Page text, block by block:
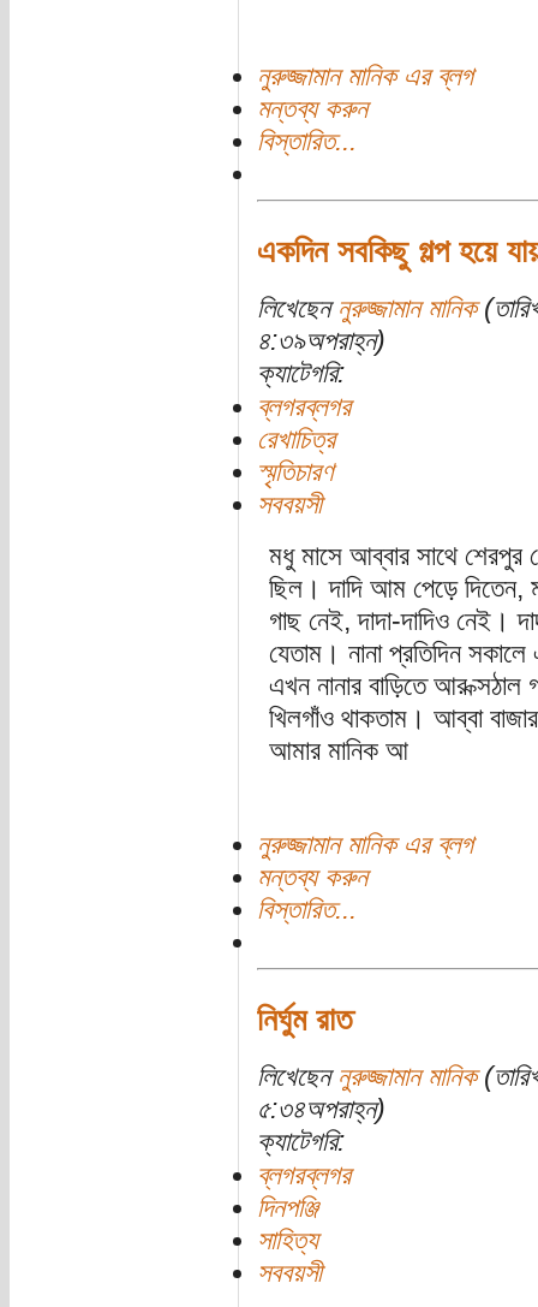
নুরুজ্জামান মানিক এর ব্লগ
মন্তব্য করুন
বিস্তারিত...
একদিন সবকিছু গল্প হয়ে
লিখেছেন নুরুজ্জামান মানিক
৪:৩৯অপরাহ্ন)
ক্যাটেগরি:
ব্লগরব্লগর
রেখাচিত্র
স্মৃতিচারণ
সববয়সী
মধু মাসে আব্বার সাথে শেরপুর
ছিল। দাদি আম পেড়ে
গাছ নেই, দাদা-দাদিও নেই।
যেতাম। নানা প্রতিদিন
এখন নানার বাড়িতে আর
খিলগাঁও থাকতাম। আব্বা
আমার মানিক আ
নুরুজ্জামান মানিক এর ব্লগ
মন্তব্য করুন
বিস্তারিত...
নির্ঘুম রাত
লিখেছেন নুরুজ্জামান মানিক
৫:৩৪অপরাহ্ন)
ক্যাটেগরি:
ব্লগরব্লগর
দিনপঞ্জি
সাহিত্য
সববয়সী